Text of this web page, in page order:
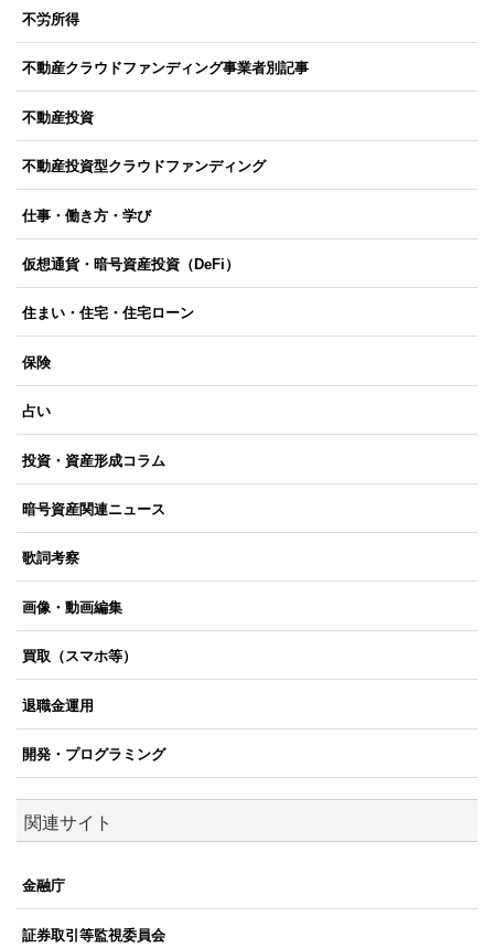
不労所得
不動産クラウドファンディング事業者別記事
不動産投資
不動産投資型クラウドファンディング
仕事・働き方・学び
仮想通貨・暗号資産投資（DeFi）
住まい・住宅・住宅ローン
保険
占い
投資・資産形成コラム
暗号資産関連ニュース
歌詞考察
画像・動画編集
買取（スマホ等）
退職金運用
開発・プログラミング
関連サイト
金融庁
証券取引等監視委員会